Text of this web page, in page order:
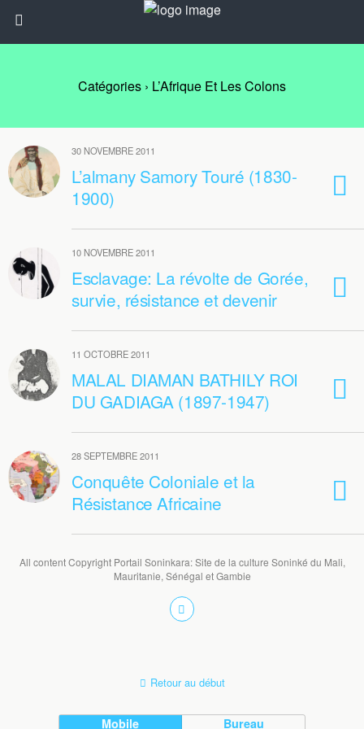
Catégories › L’Afrique Et Les Colons
30 NOVEMBRE 2011
L’almany Samory Touré (1830-
1900)
10 NOVEMBRE 2011
Esclavage: La révolte de Gorée,
survie, résistance et devenir
11 OCTOBRE 2011
MALAL DIAMAN BATHILY ROI
DU GADIAGA (1897-1947)
28 SEPTEMBRE 2011
Conquête Coloniale et la
Résistance Africaine
All content Copyright Portail Soninkara: Site de la culture Soninké du Mali,
Mauritanie, Sénégal et Gambie
Retour au début
Mobile Bureau